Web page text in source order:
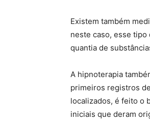
Existem também
neste caso, esse
quantia de
A hipnoterapia
primeiros registros
localizados, é feito o
iniciais que deram